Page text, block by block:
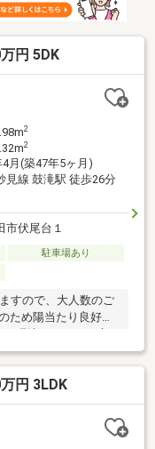
円 5DK
2
2
4月(築47年5ヶ月)
見線 鼓滝駅 徒歩26分
市伏尾台１
駐車場あり
すので、大人数のご
ため陽当たり良好で
お手入れに役立ちま
円 3LDK